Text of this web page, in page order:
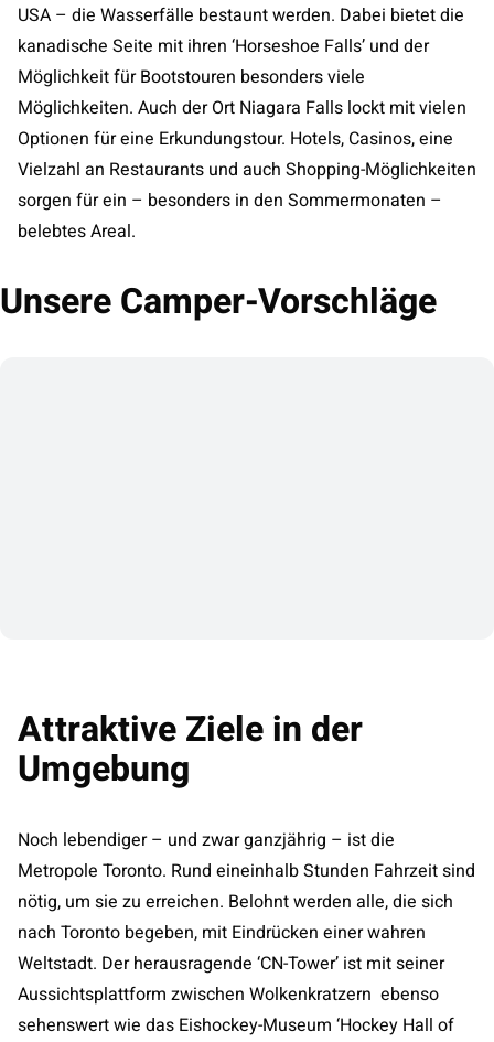
USA – die Wasserfälle bestaunt werden. Dabei bietet die
kanadische Seite mit ihren ‘Horseshoe Falls’ und der
Möglichkeit für Bootstouren besonders viele
Möglichkeiten. Auch der Ort Niagara Falls lockt mit vielen
Optionen für eine Erkundungstour. Hotels, Casinos, eine
Vielzahl an Restaurants und auch Shopping-Möglichkeiten
sorgen für ein – besonders in den Sommermonaten –
belebtes Areal.
Unsere Camper-Vorschläge
Attraktive Ziele in der
Umgebung
Noch lebendiger – und zwar ganzjährig – ist die
Metropole Toronto. Rund eineinhalb Stunden Fahrzeit sind
nötig, um sie zu erreichen. Belohnt werden alle, die sich
nach Toronto begeben, mit Eindrücken einer wahren
Weltstadt. Der herausragende ‘CN-Tower’ ist mit seiner
Aussichtsplattform zwischen Wolkenkratzern ebenso
sehenswert wie das Eishockey-Museum ‘Hockey Hall of